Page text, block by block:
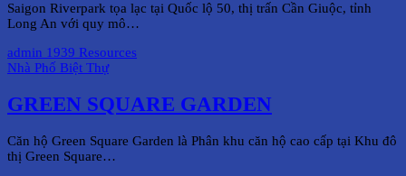
Saigon Riverpark tọa lạc tại Quốc lộ 50, thị trấn Cần Giuộc, tỉnh
Long An với quy mô…
admin 1939 Resources
Nhà Phố Biệt Thự
GREEN SQUARE GARDEN
Căn hộ Green Square Garden là Phân khu căn hộ cao cấp tại Khu đô
thị Green Square…